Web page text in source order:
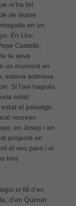
m’ha fet
de teatre
en un
En Lluc
Castells,
la seva
un moment en
estava sotmesa
Si l’avi hagués
estat
el paisatge,
recreen
en Josep i en
projecte en
el seu pare i el
tres
el fill d’en
d’en Quimet
bon
web
que el